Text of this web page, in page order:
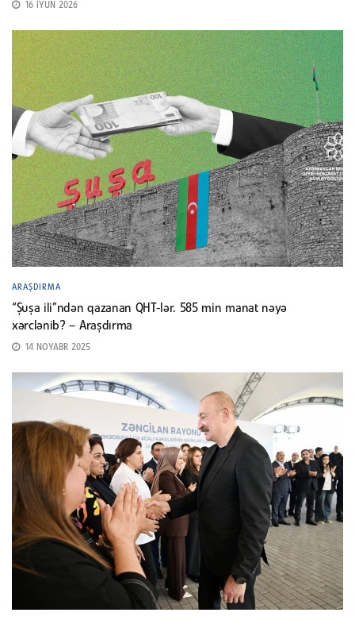
16 İYUN 2026
ARAŞDIRMA
“Şuşa ili”ndən qazanan QHT-lər. 585 min manat nəyə
xərclənib? – Araşdırma
14 NOYABR 2025